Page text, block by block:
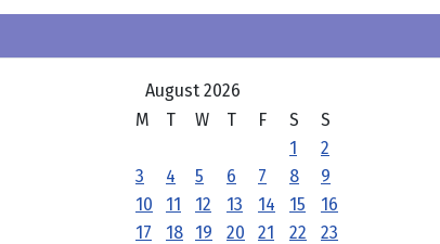
August 2026
M
T W T F S
S
1
2
3
4 5 6 7 8
9
10
11 12 13 14 15
16
17
18 19 20 21 22
23